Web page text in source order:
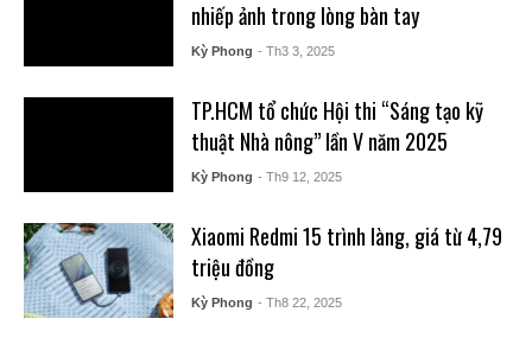
nhiếp ảnh trong lòng bàn tay
Kỳ Phong - Th3 3, 2025
TP.HCM tổ chức Hội thi “Sáng tạo kỹ
thuật Nhà nông” lần V năm 2025
Kỳ Phong - Th9 12, 2025
Xiaomi Redmi 15 trình làng, giá từ 4,79
triệu đồng
Kỳ Phong - Th8 22, 2025